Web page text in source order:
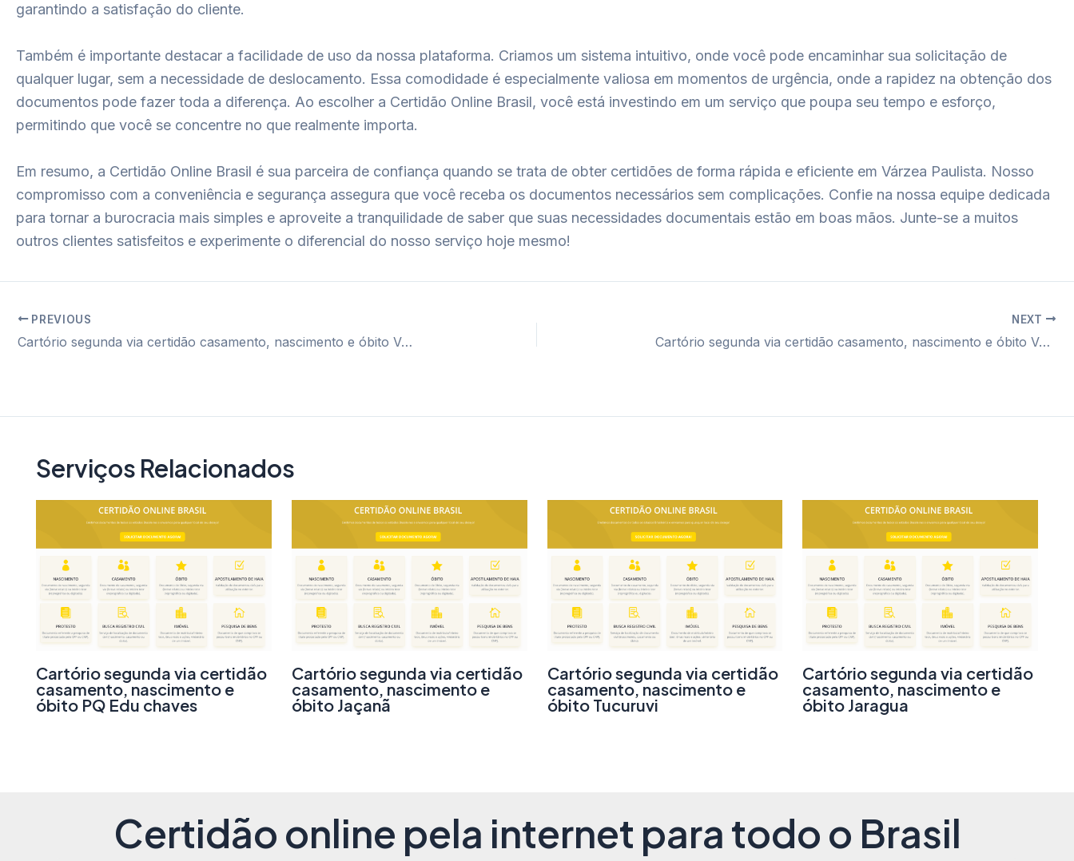
garantindo a satisfação do cliente.
Também é importante destacar a facilidade de uso da nossa plataforma. Criamos um sistema intuitivo, onde você pode encaminhar sua solicitação de
qualquer lugar, sem a necessidade de deslocamento. Essa comodidade é especialmente valiosa em momentos de urgência, onde a rapidez na obtenção dos
documentos pode fazer toda a diferença. Ao escolher a Certidão Online Brasil, você está investindo em um serviço que poupa seu tempo e esforço,
permitindo que você se concentre no que realmente importa.
Em resumo, a Certidão Online Brasil é sua parceira de confiança quando se trata de obter certidões de forma rápida e eficiente em Várzea Paulista. Nosso
compromisso com a conveniência e segurança assegura que você receba os documentos necessários sem complicações. Confie na nossa equipe dedicada
para tornar a burocracia mais simples e aproveite a tranquilidade de saber que suas necessidades documentais estão em boas mãos. Junte-se a muitos
outros clientes satisfeitos e experimente o diferencial do nosso serviço hoje mesmo!
Post
navigation
PREVIOUS
Cartório segunda via certidão casamento, nascimento e óbito Votorantin
NEXT
Cartório segunda via certidão casamento, nascimento e óbito Valinhos
Serviços Relacionados
Cartório segunda via certidão
casamento, nascimento e
óbito PQ Edu chaves
Cartório segunda via certidão
casamento, nascimento e
óbito Jaçanã
Cartório segunda via certidão
casamento, nascimento e
óbito Tucuruvi
Cartório segunda via certidão
casamento, nascimento e
óbito Jaragua
Certidão online pela internet para todo o Brasil